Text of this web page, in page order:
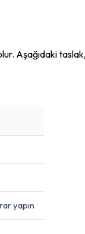
Aşağıdaki
yapın